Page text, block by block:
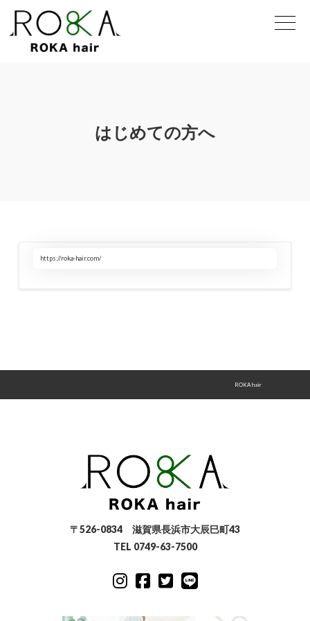
はじめての方へ
https://roka-hair.com/
ROKA hair
〒526-0834 滋賀県長浜市大辰巳町43
TEL 0749-63-7500